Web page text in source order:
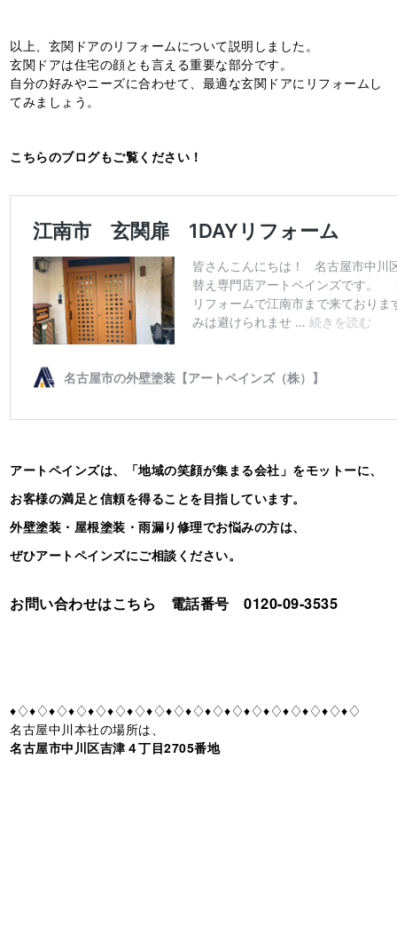
以上、玄関ドアのリフォームについて説明しました。
玄関ドアは住宅の顔とも言える重要な部分です。
自分の好みやニーズに合わせて、最適な玄関ドアにリフォームし
てみましょう。
こちらのブログもご覧ください！
アートペインズは、「地域の笑顔が集まる会社」をモットーに、
お客様の満足と信頼を得ることを目指しています。
外壁塗装・屋根塗装・雨漏り修理でお悩みの方は、
ぜひアートペインズにご相談ください。
お問い合わせはこちら 電話番号 0120-09-3535
♦♢♦♢♦♢♦♢♦♢♦♢♦♢♦♢♦♢♦♢♦♢♦♢♦♢♦♢♦♢♦♢♦♢♦♢
名古屋中川本社の場所は、
名古屋市中川区吉津４丁目2705番地